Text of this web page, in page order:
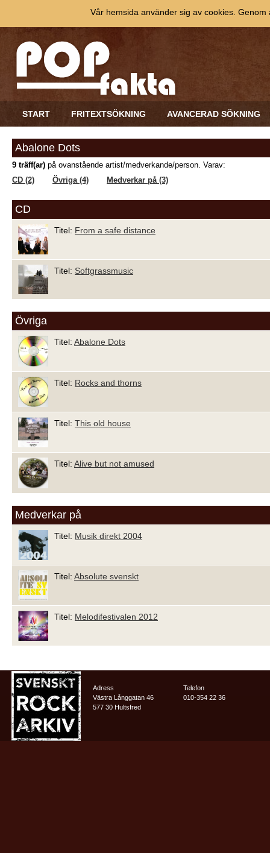
START FRITEXTSÖKNING AVANCERAD SÖKNING
Abalone Dots
9 träff(ar) på ovanstående artist/medverkande/person. Varav:
CD (2)
Övriga (4) Medverkar på (3)
CD
Titel: From a safe distance
Titel: Softgrassmusic
Övriga
Titel: Abalone Dots
Titel: Rocks and thorns
Titel: This old house
Titel: Alive but not amused
Medverkar på
Titel: Musik direkt 2004
Titel: Absolute svenskt
Titel: Melodifestivalen 2012
Adress
Västra Långgatan 46
577 30 Hultsfred
Telefon
010-354 22 36
Vår hemsida använder sig av cookies.